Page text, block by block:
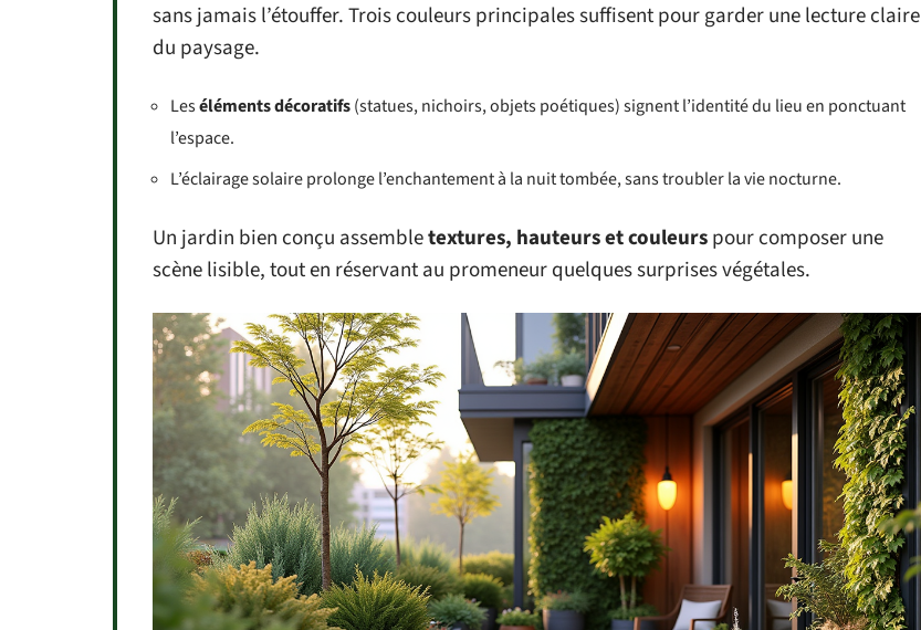
sans jamais l’étouffer. Trois couleurs principales suffisent pour garder une lecture claire
du paysage.
Leséléments décoratifs(statues, nichoirs, objets poétiques) signent l’identité du lieu en ponctuant
l’espace.
L’éclairage solaire prolonge l’enchantement à la nuit tombée, sans troubler la vie nocturne.
Un jardin bien conçu assembletextures, hauteurs et couleurspour composer une
scène lisible, tout en réservant au promeneur quelques surprises végétales.